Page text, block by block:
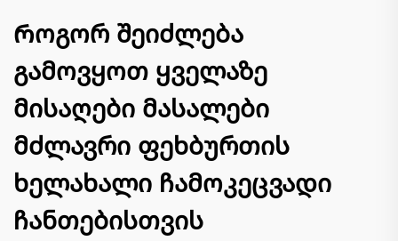
Როგორ შეიძლება
გამოვყოთ ყველაზე
მისაღები მასალები
მძლავრი ფეხბურთის
ხელახალი ჩამოკეცვადი
ჩანთებისთვის